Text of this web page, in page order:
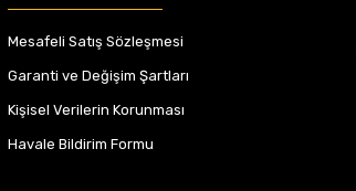
Mesafeli Satış Sözleşmesi
Garanti ve Değişim Şartları
Kişisel Verilerin Korunması
Havale Bildirim Formu